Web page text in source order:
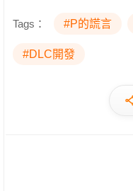
Tags： #P的謊言
#DLC開發